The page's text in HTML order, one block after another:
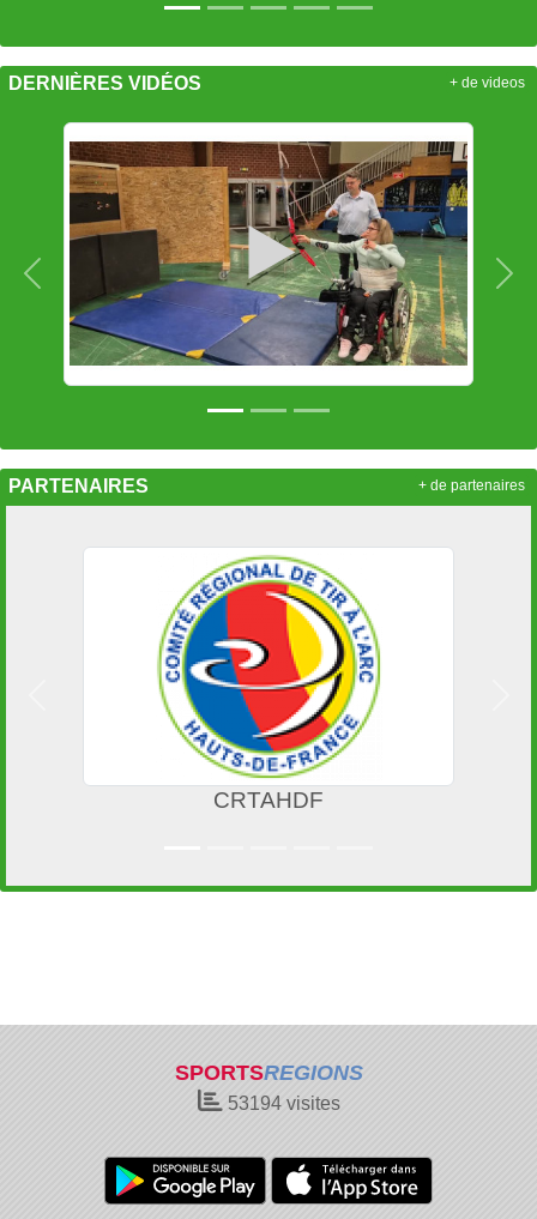
DERNIÈRES VIDÉOS
Précedent
+ de videos
PARTENAIRES + de partenaires
SPORTSREGIONS
53194visites